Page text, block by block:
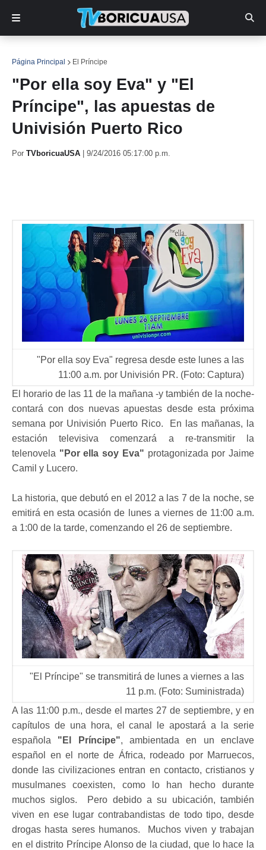
Página Principal El Príncipe
"Por ella soy Eva" y "El
Príncipe", las apuestas de
Univisión Puerto Rico
Por TVboricuaUSA 9/24/2016 05:17:00 p.m.
"Por ella soy Eva" regresa desde este lunes a las
11:00 a.m. por Univisión PR. (Foto: Captura)
El horario de las 11 de la mañana -y también de la noche-
contará con dos nuevas apuestas desde esta próxima
semana por Univisión Puerto Rico. En las mañanas, la
estación televisiva comenzará a re-transmitir la
telenovela "Por ella soy Eva" protagonizada por Jaime
Camil y Lucero.
La historia, que debutó en el 2012 a las 7 de la noche, se
emitirá en esta ocasión de lunes a viernes de 11:00 a.m.
a 1:00 de la tarde, comenzando el 26 de septiembre.
"El Príncipe" se transmitirá de lunes a viernes a las
11 p.m. (Foto: Suministrada)
A las 11:00 p.m., desde el martes 27 de septiembre, y en
capítulos de una hora, el canal le apostará a la serie
española "El Príncipe", ambientada en un enclave
español en el norte de África, rodeado por Marruecos,
donde las civilizaciones entran en contacto, cristianos y
musulmanes coexisten, como lo han hecho durante
muchos siglos. Pero debido a su ubicación, también
viven en ese lugar contrabandistas de todo tipo, desde
drogas hasta seres humanos. Muchos viven y trabajan
en el distrito Príncipe Alonso de la ciudad, que lo hace la